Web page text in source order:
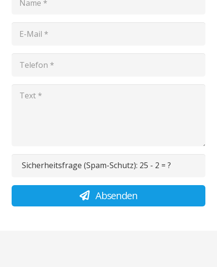
Sicherheitsfrage (Spam-Schutz): 25 - 2 = ?
Absenden